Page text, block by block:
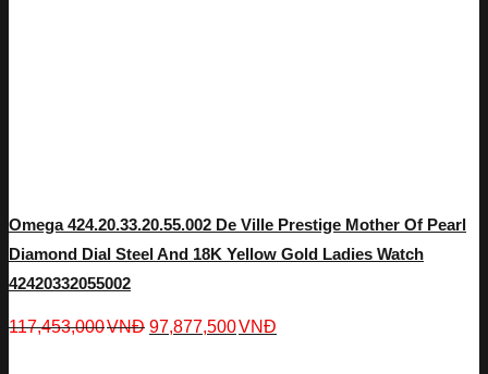
Omega 424.20.33.20.55.002 De Ville Prestige Mother Of Pearl
Diamond Dial Steel And 18K Yellow Gold Ladies Watch
42420332055002
117,453,000VNĐ 97,877,500VNĐ